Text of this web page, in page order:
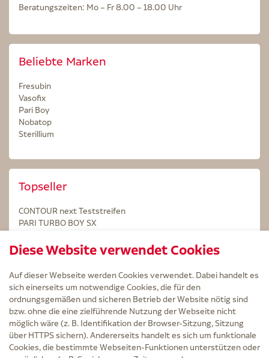
Beratungszeiten: Mo – Fr 8.00 – 18.00 Uhr
Beliebte Marken
Fresubin
Vasofix
Pari Boy
Nobatop
Sterillium
Topseller
CONTOUR next Teststreifen
PARI TURBO BOY SX
Kintex Kinesiologie Tape blau
Service
Versand und Lieferzeit
Kontakt
FAQ
Diese Website verwendet Cookies
Auf dieser Webseite werden Cookies verwendet. Dabei handelt es
sich einerseits um notwendige Cookies, die für den
ordnungsgemäßen und sicheren Betrieb der Website nötig sind
bzw. ohne die eine zielführende Nutzung der Webseite nicht
möglich wäre (z. B. Identifikation der Browser-Sitzung, Sitzung
über HTTPS sichern). Andererseits handelt es sich um funktionale
Cookies, die bestimmte Webseiten-Funktionen unterstützen oder